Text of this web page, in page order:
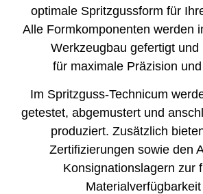
optimale Spritzgussform für
Alle Formkomponenten werden
Werkzeugbau gefertigt und
für maximale Präzision
Im Spritzguss-Technicum
getestet, abgemustert und
produziert. Zusätzlich
Zertifizierungen sowie den
Konsignationslagern zur